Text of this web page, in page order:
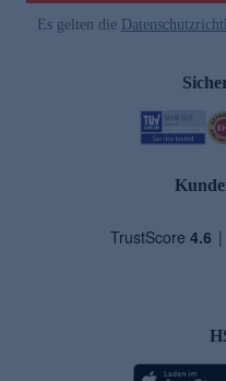
Es gelten die